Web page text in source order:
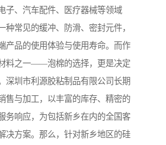
子、汽车配件、医疗器械等领域
种常见的缓冲、防滑、密封元件，
产品的使用体验与使用寿命。而作
料之一——泡棉的选择，更是决定
深圳市利源胶粘制品有限公司长期
售与加工，以丰富的库存、精密的
务响应，为包括新乡在内的全国客
决方案。那么，针对新乡地区的硅